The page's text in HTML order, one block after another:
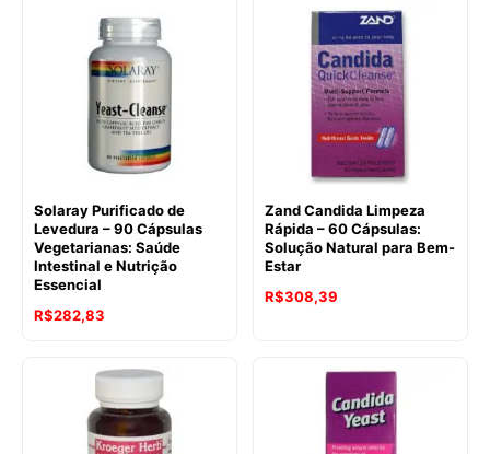
Solaray Purificado de
Levedura – 90 Cápsulas
Vegetarianas: Saúde
Intestinal e Nutrição
Essencial
R$282,83
Zand Candida Limpeza
Rápida – 60 Cápsulas:
Solução Natural para Bem-
Estar
R$308,39